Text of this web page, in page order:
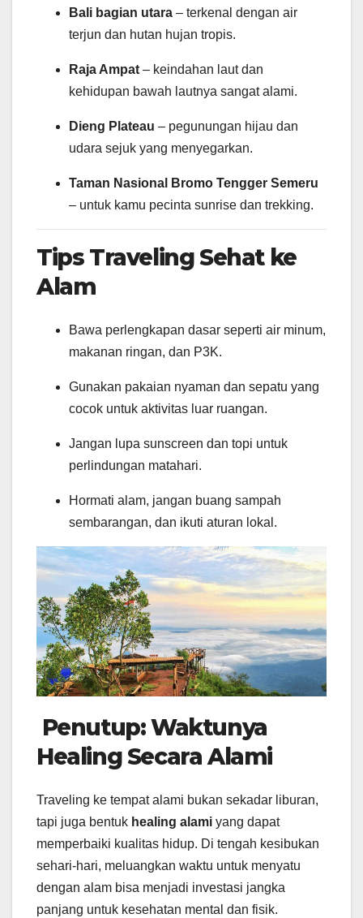
Bali bagian utara – terkenal dengan air
terjun dan hutan hujan tropis.
Raja Ampat – keindahan laut dan
kehidupan bawah lautnya sangat alami.
Dieng Plateau – pegunungan hijau dan
udara sejuk yang menyegarkan.
Taman Nasional Bromo Tengger Semeru
– untuk kamu pecinta sunrise dan trekking.
Tips Traveling Sehat ke
Alam
Bawa perlengkapan dasar seperti air minum,
makanan ringan, dan P3K.
Gunakan pakaian nyaman dan sepatu yang
cocok untuk aktivitas luar ruangan.
Jangan lupa sunscreen dan topi untuk
perlindungan matahari.
Hormati alam, jangan buang sampah
sembarangan, dan ikuti aturan lokal.
Penutup: Waktunya
Healing Secara Alami
Traveling ke tempat alami bukan sekadar liburan,
tapi juga bentuk healing alami yang dapat
memperbaiki kualitas hidup. Di tengah kesibukan
sehari-hari, meluangkan waktu untuk menyatu
dengan alam bisa menjadi investasi jangka
panjang untuk kesehatan mental dan fisik.